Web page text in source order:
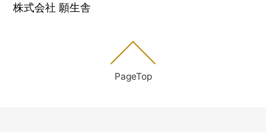
株式会社 願生舎
PageTop